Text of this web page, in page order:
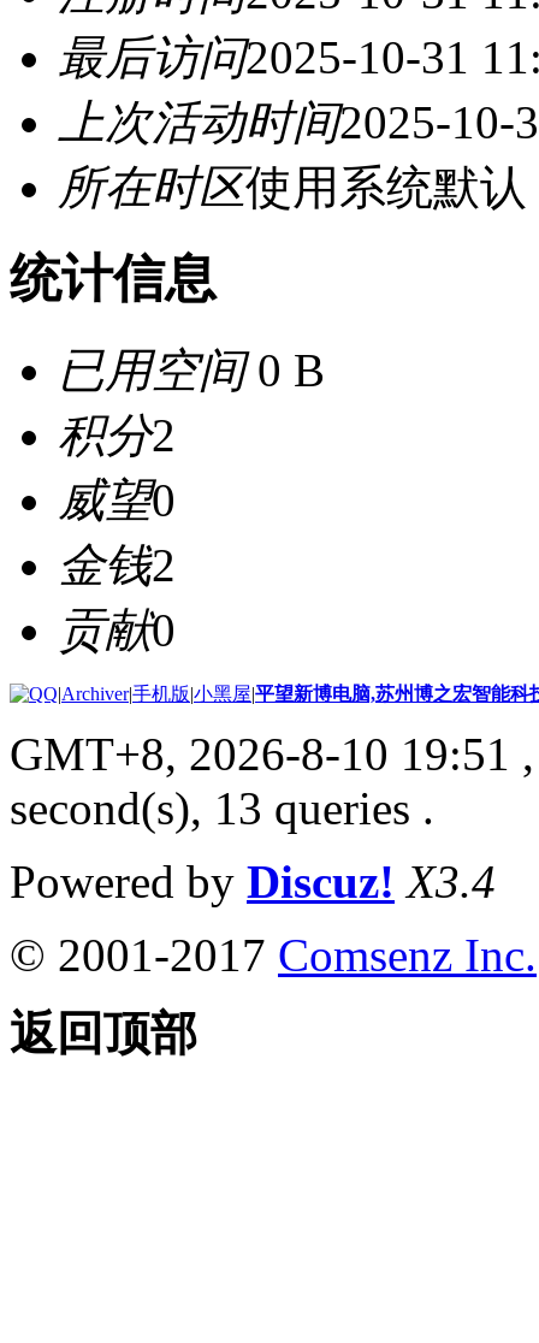
最后访问2025-10-31
上次活动时间2025-10-
所在时区使用系统默认
统计信息
已用空间0 B
积分2
威望0
金钱2
贡献0
|Archiver|手机版|小黑屋|平望新博电脑,苏州博之宏智能科
GMT+8, 2026-8-10 19:51
second(s), 13 queries .
Powered by Discuz! X3.4
© 2001-2017 Comsenz Inc.
返回顶部